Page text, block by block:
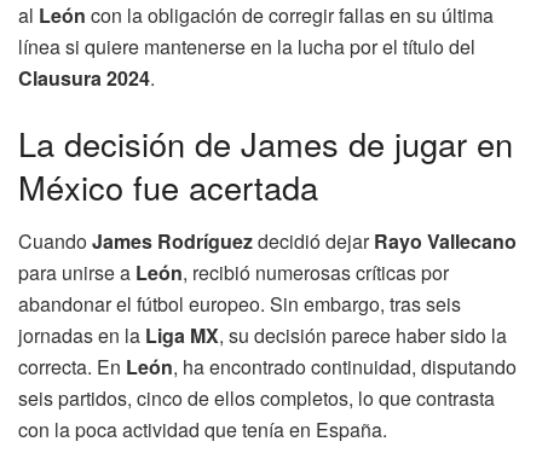
al León con la obligación de corregir fallas en su última
línea si quiere mantenerse en la lucha por el título del
Clausura 2024.
La decisión de James de jugar en
México fue acertada
CuandoJames Rodríguezdecidió dejarRayo Vallecano
para unirse a León, recibió numerosas críticas por
abandonar el fútbol europeo. Sin embargo, tras seis
jornadas en la Liga MX, su decisión parece haber sido la
correcta. En León, ha encontrado continuidad, disputando
seis partidos, cinco de ellos completos, lo que contrasta
con la poca actividad que tenía en España.